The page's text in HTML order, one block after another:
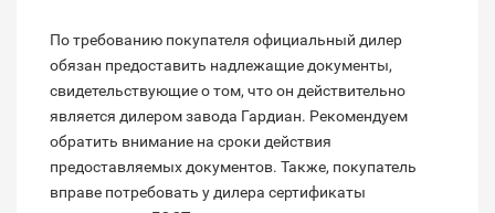
По требованию покупателя официальный дилер
обязан предоставить надлежащие документы,
свидетельствующие о том, что он действительно
является дилером завода Гардиан. Рекомендуем
обратить внимание на сроки действия
предоставляемых документов. Также, покупатель
вправе потребовать у дилера сертификаты